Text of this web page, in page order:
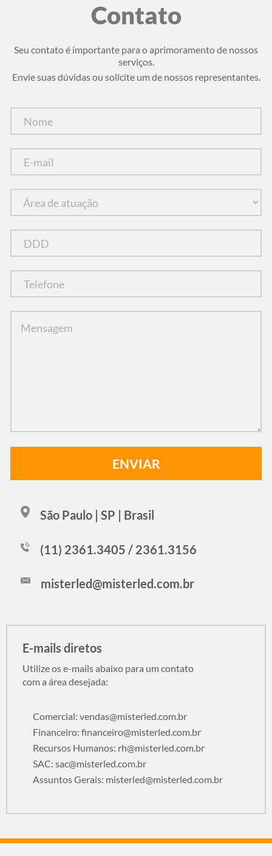
Contato
Seu contato é importante para o aprimoramento de nossos
serviços.
Envie suas dúvidas ou solicite um de nossos representantes.
São Paulo | SP | Brasil
(11) 2361.3405 / 2361.3156
misterled@misterled.com.br
E-mails diretos
Utilize os e-mails abaixo para um contato
com a área desejada:
Comercial: vendas@misterled.com.br
Financeiro: financeiro@misterled.com.br
Recursos Humanos: rh@misterled.com.br
SAC: sac@misterled.com.br
Assuntos Gerais: misterled@misterled.com.br